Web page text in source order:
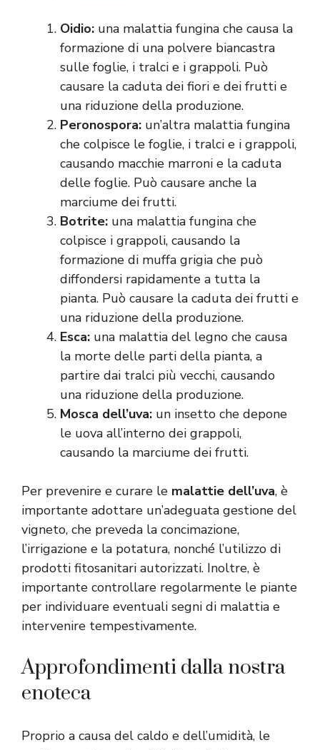
Oidio: una malattia fungina che causa la
formazione di una polvere biancastra
sulle foglie, i tralci e i grappoli. Può
causare la caduta dei fiori e dei frutti e
una riduzione della produzione.
Peronospora: un’altra malattia fungina
che colpisce le foglie, i tralci e i grappoli,
causando macchie marroni e la caduta
delle foglie. Può causare anche la
marciume dei frutti.
Botrite: una malattia fungina che
colpisce i grappoli, causando la
formazione di muffa grigia che può
diffondersi rapidamente a tutta la
pianta. Può causare la caduta dei frutti e
una riduzione della produzione.
Esca: una malattia del legno che causa
la morte delle parti della pianta, a
partire dai tralci più vecchi, causando
una riduzione della produzione.
Mosca dell’uva: un insetto che depone
le uova all’interno dei grappoli,
causando la marciume dei frutti.
Per prevenire e curare le malattie dell’uva, è
importante adottare un’adeguata gestione del
vigneto, che preveda la concimazione,
l’irrigazione e la potatura, nonché l’utilizzo di
prodotti fitosanitari autorizzati. Inoltre, è
importante controllare regolarmente le piante
per individuare eventuali segni di malattia e
intervenire tempestivamente.
Approfondimenti dalla nostra
enoteca
Proprio a causa del caldo e dell’umidità, le